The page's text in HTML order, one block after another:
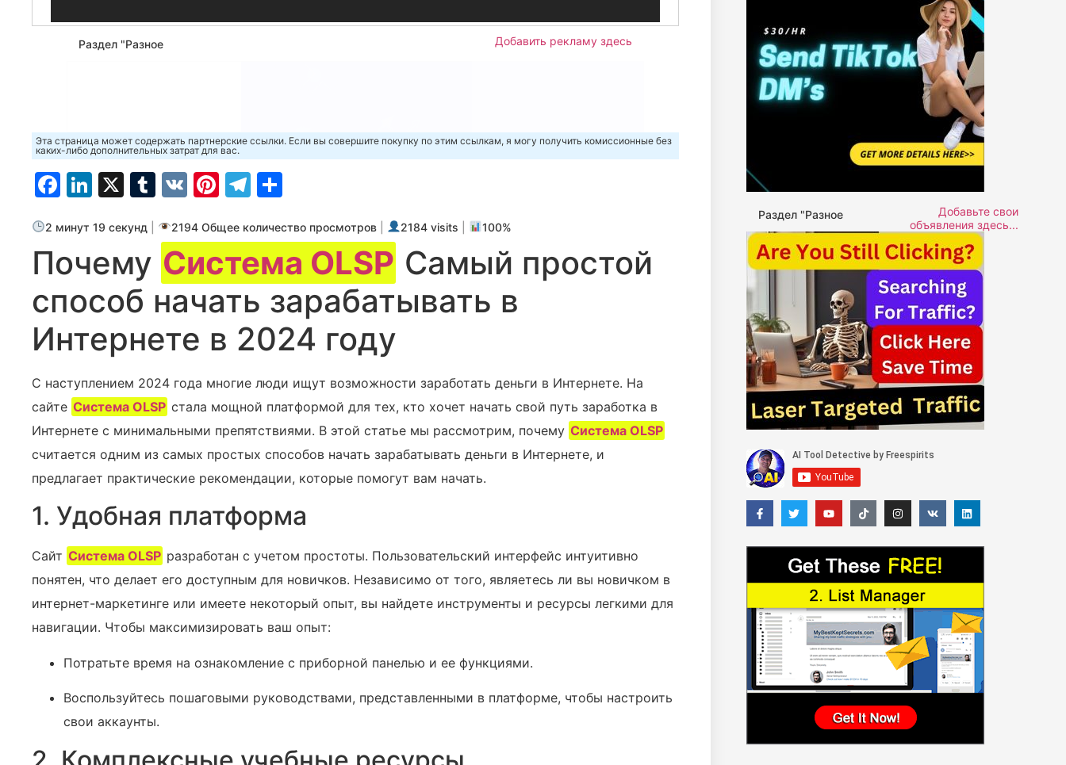
Раздел "Разное Добавить рекламу здесь
Эта страница может содержать партнерские ссылки. Если вы совершите покупку по этим ссылкам, я могу получить комиссионные без
каких-либо дополнительных затрат для вас.
Facebook
LinkedIn
X Tumblr
VK Pinterest
Telegram
2 минут 19 секунд 2194 Общее количество просмотров 2184 visits 100%
Почему Система OLSP Самый простой
способ начать зарабатывать в
Интернете в 2024 году
С наступлением 2024 года многие люди ищут возможности заработать деньги в Интернете. На
сайте Система OLSP стала мощной платформой для тех, кто хочет начать свой путь заработка в
Интернете с минимальными препятствиями. В этой статье мы рассмотрим, почему Система OLSP
считается одним из самых простых способов начать зарабатывать деньги в Интернете, и‍
предлагает практические рекомендации, которые помогут вам начать.
1. Удобная платформа
Сайт Система OLSP разработан с учетом простоты. Пользовательский интерфейс интуитивно
понятен, что делает его доступным для новичков. Независимо от того, являетесь ли вы новичком в
интернет-маркетинге или имеете некоторый опыт, вы найдете инструменты и ресурсы легкими для
навигации‍. Чтобы максимизировать ваш опыт:
Потратьте время на ознакомление с приборной панелью и ее функциями.
Воспользуйтесь пошаговыми руководствами, представленными в платформе, чтобы настроить‍
свои аккаунты.
Раздел "Разное
Добавьте свои
объявления здесь...